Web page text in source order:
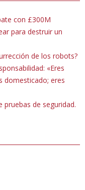
con £300M
para destruir un
de los robots?
«Eres
domesticado; eres
pruebas de seguridad.